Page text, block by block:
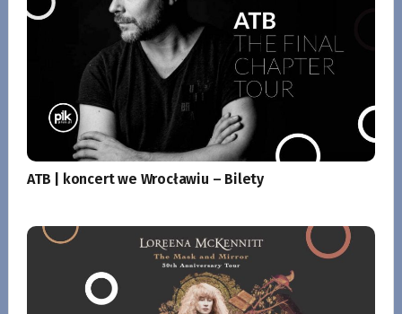
ATB | koncert we Wrocławiu – Bilety